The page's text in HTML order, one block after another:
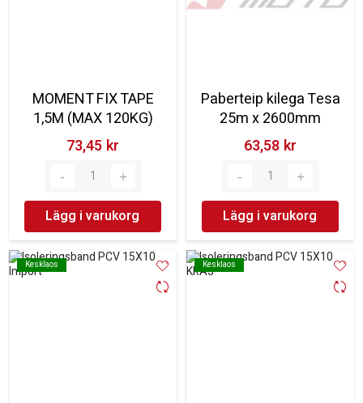
MOMENT FIX TAPE
1,5M (MAX 120KG)
73,45 kr‎
Lägg i varukorg
Paberteip kilega Tesa
25m x 2600mm
63,58 kr‎
Lägg i varukorg
Kesklaos
Kesklaos Kesklaos
Kesklaos